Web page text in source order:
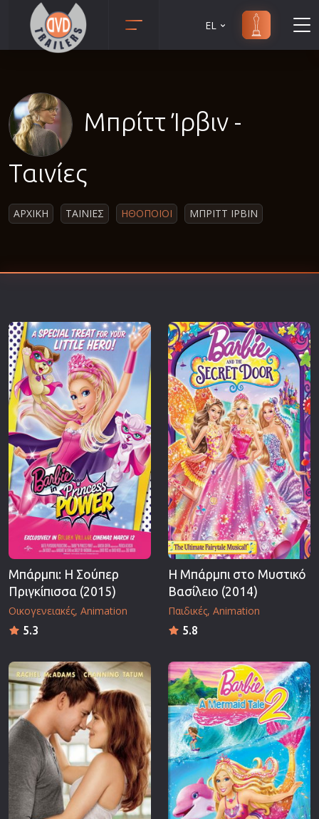
Αισθησιακές
Γουέστερν
Επιστημονικής Φαντασίας
Εποχής
Ερωτικές
Ευρωπαικός Κινηματογράφος
Θρησκευτικές
Θρίλερ
Ιστορικές
Καταστροφής
Κλασσικές
EL
Μπρίττ Ίρβιν -
Ταινίες
ΑΡΧΙΚΗ ΤΑΙΝΙΕΣ ΗΘΟΠΟΙΟΙ ΜΠΡΙΤΤ ΙΡΒΙΝ
Μπάρμπι: Η Σούπερ
Πριγκίπισσα (2015)
Οικογενειακές Animation
5.3
Η Μπάρμπι στο Μυστικό
Βασίλειο (2014)
Παιδικές Animation
5.8